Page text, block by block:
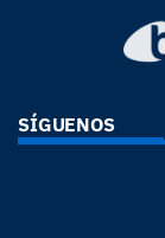
SÍGUENOS